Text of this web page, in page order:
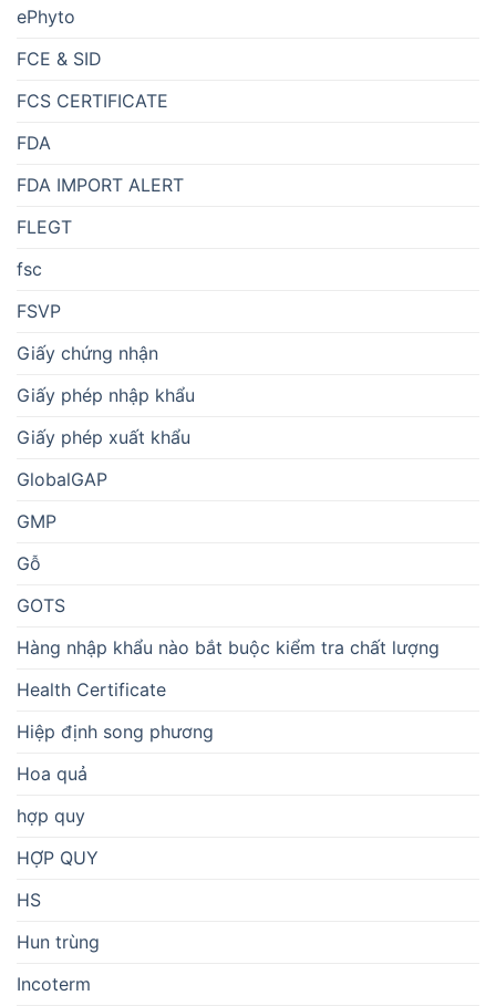
ePhyto
FCE & SID
FCS CERTIFICATE
FDA
FDA IMPORT ALERT
FLEGT
fsc
FSVP
Giấy chứng nhận
Giấy phép nhập khẩu
Giấy phép xuất khẩu
GlobalGAP
GMP
Gỗ
GOTS
Hàng nhập khẩu nào bắt buộc kiểm tra chất lượng
Health Certificate
Hiệp định song phương
Hoa quả
hợp quy
HỢP QUY
HS
Hun trùng
Incoterm